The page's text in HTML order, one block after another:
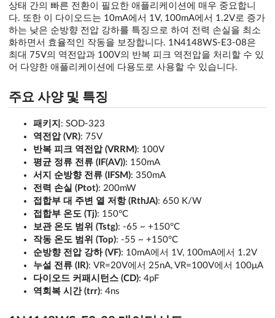
상태 간의 빠른 전환이 필요한 애플리케이션에 매우 중요합니
다. 또한 이 다이오드는 10mA에서 1V, 100mA에서 1.2V로 증가
하는 낮은 순방향 전압 강하를 특징으로 하여 전력 손실을 최소
화하면서 효율적인 작동을 보장합니다. 1N4148WS-E3-08은
최대 75V의 역전압과 100V의 반복 피크 역전압을 처리할 수 있
어 다양한 애플리케이션에 다용도로 사용할 수 있습니다.
주요 사양 및 특징
패키지 : SOD-323
역전압 (VR): 75V
반복 피크 역전압 (VRRM): 100V
평균 정류 전류 (IF(AV)): 150mA
서지 순방향 전류 (IFSM): 350mA
전력 손실 (Ptot): 200mW
접합부 대 주변 열 저항 (RthJA): 650 K/W
접합부 온도 (Tj): 150°C
보관 온도 범위 (Tstg): -65 ~ +150°C
작동 온도 범위 (Top): -55 ~ +150°C
순방향 전압 강하 (VF): 10mA에서 1V, 100mA에서 1.2V
누설 전류 (IR): VR=20V에서 25nA, VR=100V에서 100μA
다이오드 커패시턴스 (CD): 4pF
역회복 시간 (trr): 4ns